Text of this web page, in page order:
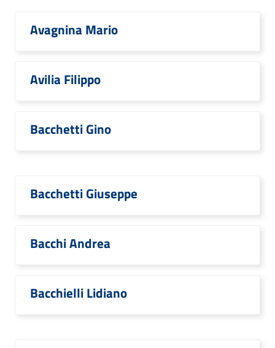
Avagnina Mario
Avilia Filippo
Bacchetti Gino
Bacchetti Giuseppe
Bacchi Andrea
Bacchielli Lidiano